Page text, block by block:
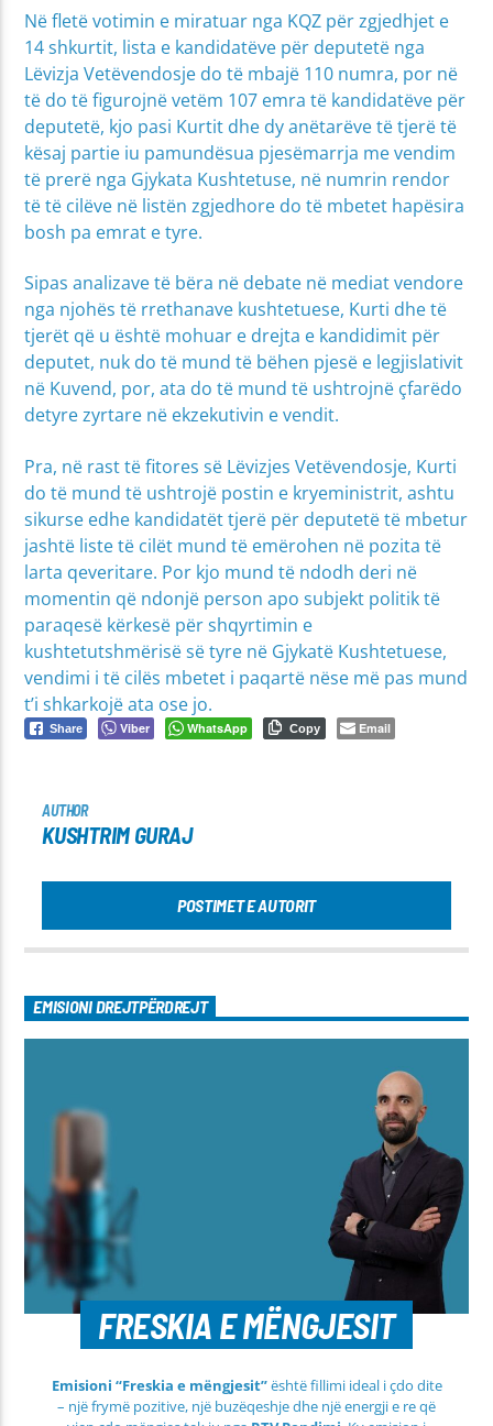
Në fletë votimin e miratuar nga KQZ për zgjedhjet e
14 shkurtit, lista e kandidatëve për deputetë nga
Lëvizja Vetëvendosje do të mbajë 110 numra, por në
të do të figurojnë vetëm 107 emra të kandidatëve për
deputetë, kjo pasi Kurtit dhe dy anëtarëve të tjerë të
kësaj partie iu pamundësua pjesëmarrja me vendim
të prerë nga Gjykata Kushtetuse, në numrin rendor
të të cilëve në listën zgjedhore do të mbetet hapësira
bosh pa emrat e tyre.
Sipas analizave të bëra në debate në mediat vendore
nga njohës të rrethanave kushtetuese, Kurti dhe të
tjerët që u është mohuar e drejta e kandidimit për
deputet, nuk do të mund të bëhen pjesë e legjislativit
në Kuvend, por, ata do të mund të ushtrojnë çfarëdo
detyre zyrtare në ekzekutivin e vendit.
Pra, në rast të fitores së Lëvizjes Vetëvendosje, Kurti
do të mund të ushtrojë postin e kryeministrit, ashtu
sikurse edhe kandidatët tjerë për deputetë të mbetur
jashtë liste të cilët mund të emërohen në pozita të
larta qeveritare. Por kjo mund të ndodh deri në
momentin që ndonjë person apo subjekt politik të
paraqesë kërkesë për shqyrtimin e
kushtetutshmërisë së tyre në Gjykatë Kushtetuese,
vendimi i të cilës mbetet i paqartë nëse më pas mund
t’i shkarkojë ata ose jo.
Share Viber WhatsApp Copy Email
AUTHOR
KUSHTRIM GURAJ
POSTIMET E AUTORIT
EMISIONI DREJTPËRDREJT
FRESKIA E MËNGJESIT
Emisioni “Freskia e mëngjesit”është fillimi ideal i çdo dite
– një frymë pozitive, një buzëqeshje dhe një energji e re që